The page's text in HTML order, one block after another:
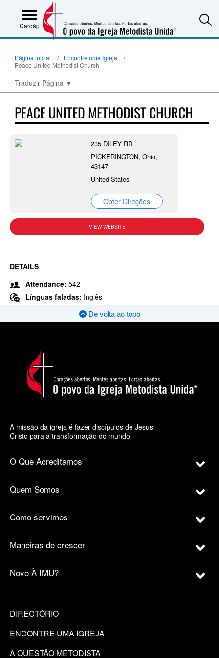
Cardápio
Página inicial
Encontre uma Igreja
Peace United Methodist Church
Traduzir Página ▼
PEACE UNITED METHODIST CHURCH
235 DILEY RD
PICKERINGTON, Ohio,
43147
United States
Obter Direções
VIEW WEBSITE
DETAILS
Attendance: 542
Línguas faladas: Inglês
De volta ao topo
A missão da igreja é fazer discípulos de Jesus
Cristo para a transformação do mundo.
O Que Acreditamos
Quem Somos
Como servimos
Maneiras de crescer
Novo À IMU?
DIRECTÓRIO
ENCONTRE UMA IGREJA
A QUESTÃO METODISTA